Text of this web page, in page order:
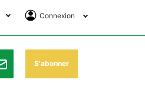
Connexion
Se Connecter
AbonnementS'abonner